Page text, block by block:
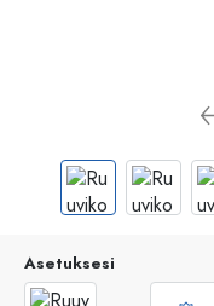
Asetuksesi